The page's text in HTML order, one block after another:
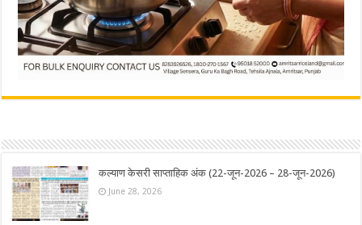
कल्याण केसरी साप्ताहिक अंक (22-जून-2026 – 28-जून-2026)
June 28, 2026